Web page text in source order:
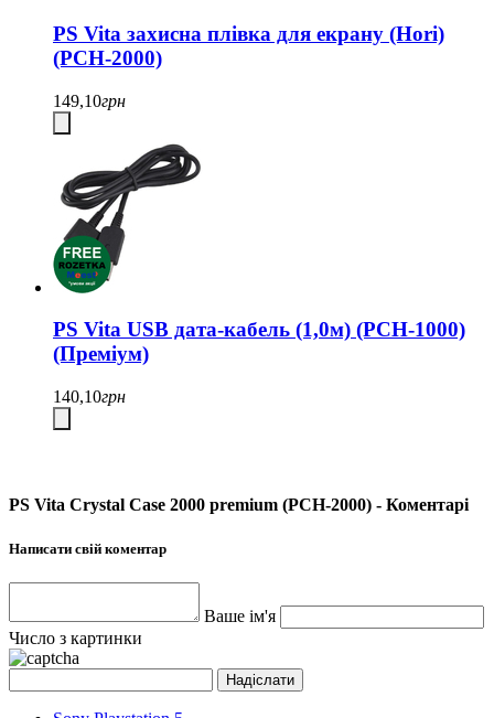
PS Vita захисна плівка для екрану (Hori)
(PCH-2000)
149,10грн
PS Vita USB дата-кабель (1,0м) (PCH-1000)
(Преміум)
140,10грн
PS Vita Crystal Case 2000 premium (PCH-2000) - Коментарі
Написати свій коментар
Ваше ім'я
Число з картинки